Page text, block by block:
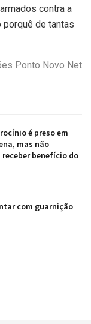
contra a
de tantas
Ponto Novo Net
é preso em
mas não
benefício do
com guarnição